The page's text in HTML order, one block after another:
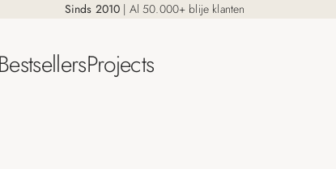
Sinds 2010 | Al 50.000+ blije klanten
Projects